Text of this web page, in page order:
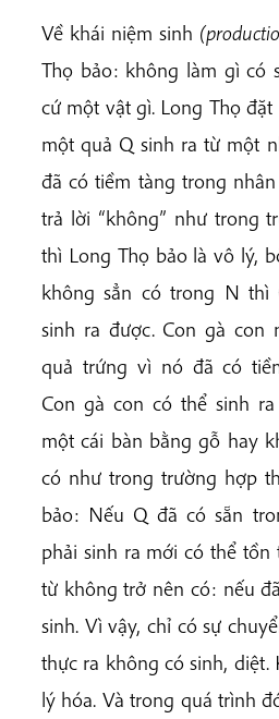
Về khái niệm sinh
Thọ bảo: không làm gì có
cứ một vật gì. Long Thọ
một quả Q sinh ra từ một
đã có tiềm tàng trong
trả lời “không” như trong
thì Long Thọ bảo là vô lý,
không sẳn có trong N
sinh ra được. Con gà con
quả trứng vì nó đã có
Con gà con có thể sinh
một cái bàn bằng gỗ hay
có như trong trường hợp
bảo: Nếu Q đã có sẵn
phải sinh ra mới có thể tồn
từ không trở nên có: nếu
sinh. Vì vậy, chỉ có sự
thực ra không có sinh, diệt.
lý hóa. Và trong quá trình